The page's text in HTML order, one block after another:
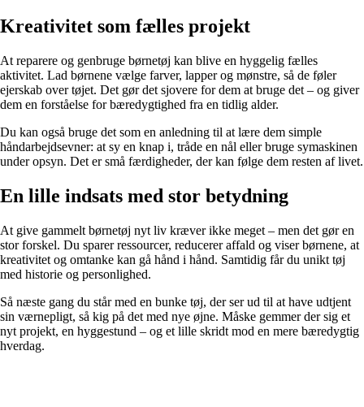
Kreativitet som fælles projekt
At reparere og genbruge børnetøj kan blive en hyggelig fælles
aktivitet. Lad børnene vælge farver, lapper og mønstre, så de føler
ejerskab over tøjet. Det gør det sjovere for dem at bruge det – og giver
dem en forståelse for bæredygtighed fra en tidlig alder.
Du kan også bruge det som en anledning til at lære dem simple
håndarbejdsevner: at sy en knap i, tråde en nål eller bruge symaskinen
under opsyn. Det er små færdigheder, der kan følge dem resten af livet.
En lille indsats med stor betydning
At give gammelt børnetøj nyt liv kræver ikke meget – men det gør en
stor forskel. Du sparer ressourcer, reducerer affald og viser børnene, at
kreativitet og omtanke kan gå hånd i hånd. Samtidig får du unikt tøj
med historie og personlighed.
Så næste gang du står med en bunke tøj, der ser ud til at have udtjent
sin værnepligt, så kig på det med nye øjne. Måske gemmer der sig et
nyt projekt, en hyggestund – og et lille skridt mod en mere bæredygtig
hverdag.